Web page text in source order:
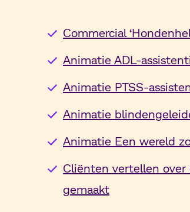
Commercial
Animatie ADL-
Animatie PTSS-
Animatie
Animatie Een wereld
Cliënten vertellen
gemaakt